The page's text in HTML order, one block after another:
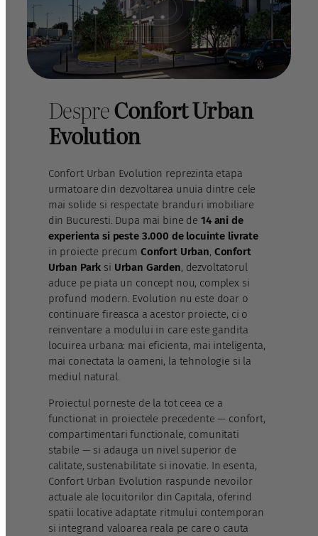
DespreConfort Urban
Evolution
Confort Urban Evolution reprezinta etapa
urmatoare din dezvoltarea unuia dintre cele
mai solide si respectate branduri imobiliare
din Bucuresti. Dupa mai bine de 14 ani de
experienta si peste 3.000 de locuinte livrate
in proiecte precum Confort Urban, Confort
Urban Park si Urban Garden, dezvoltatorul
aduce pe piata un concept nou, complex si
profund modern. Evolution nu este doar o
continuare fireasca a acestor proiecte, ci o
reinventare a modului in care este gandita
locuirea urbana: mai eficienta, mai inteligenta,
mai conectata la oameni, la tehnologie si la
mediul natural.
Proiectul porneste de la tot ceea ce a
functionat in proiectele precedente — confort,
compartimentari functionale, comunitati
stabile — si adauga un nivel superior de
calitate, sustenabilitate si inovatie. In esenta,
Confort Urban Evolution raspunde nevoilor
actuale ale locuitorilor din Capitala, oferind
spatii locative adaptate ritmului contemporan
si integrand valoarea reala pe care o cauta